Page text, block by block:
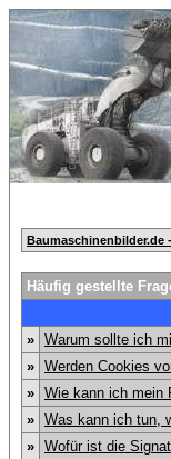
Baumaschinenbilder.de
Häufig gestellte
» Warum sollte ich
» Werden Cookies
» Wie kann ich mein
» Was kann ich tun,
» Wofür ist die